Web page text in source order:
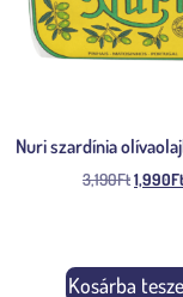
Nuri szardínia
3,190Ft1,990
Kosárba